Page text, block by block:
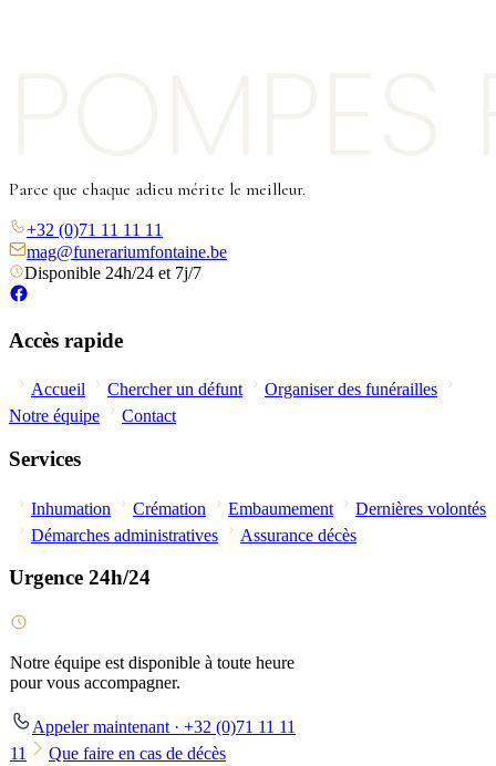
Parce que chaque adieu mérite le meilleur.
+32 (0)71 11 11 11
mag@funerariumfontaine.be
Disponible 24h/24 et 7j/7
Accès rapide
Accueil Chercher un défunt
Organiser des funérailles
Notre équipe
Contact
Services
Inhumation Crémation Embaumement
Dernières volontés
Démarches administratives
Assurance décès
Urgence 24h/24
Notre équipe est disponible à toute heure
pour vous accompagner.
Appeler maintenant · +32 (0)71 11 11
11
Que faire en cas de décès